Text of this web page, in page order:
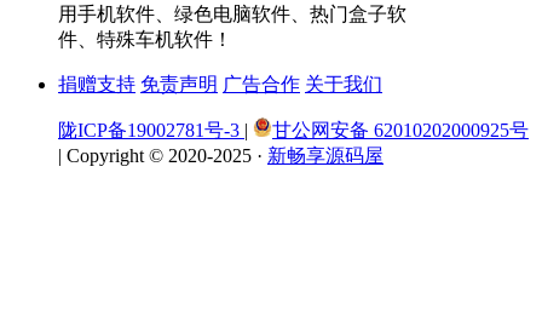
用手机软件、绿色电脑软件、热门盒子软
件、特殊车机软件！
捐赠支持 免责声明 广告合作 关于我们
陇ICP备19002781号-3 |
甘公网安备 62010202000925号
| Copyright © 2020-2025 · 新畅享源码屋